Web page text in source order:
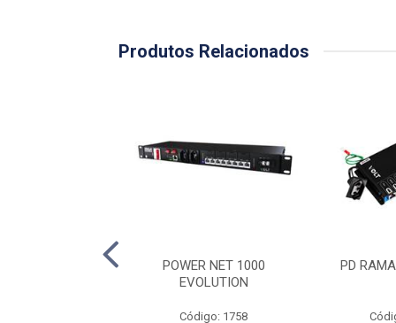
Produtos Relacionados
POWER NET 1000
EVOLUTION
Código: 1758
PD